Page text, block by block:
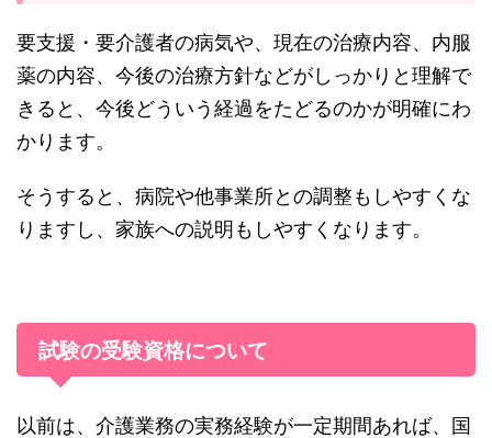
要支援・要介護者の病気や、現在の治療内容、内服
薬の内容、今後の治療方針などがしっかりと理解で
きると、今後どういう経過をたどるのかが明確にわ
かります。
そうすると、病院や他事業所との調整もしやすくな
りますし、家族への説明もしやすくなります。
試験の受験資格について
以前は、介護業務の実務経験が一定期間あれば、国